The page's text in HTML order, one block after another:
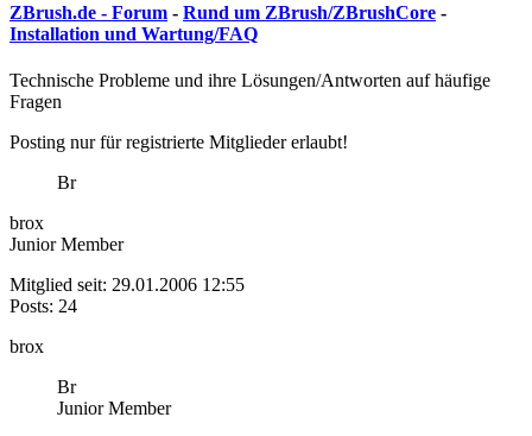
ZBrush.de - Forum - Rund um ZBrush/ZBrushCore -
Installation und Wartung/FAQ
Technische Probleme und ihre Lösungen/Antworten auf häufige
Fragen
Posting nur für registrierte Mitglieder erlaubt!
Br
brox
Junior Member
Mitglied seit: 29.01.2006 12:55
Posts: 24
brox
Br
Junior Member